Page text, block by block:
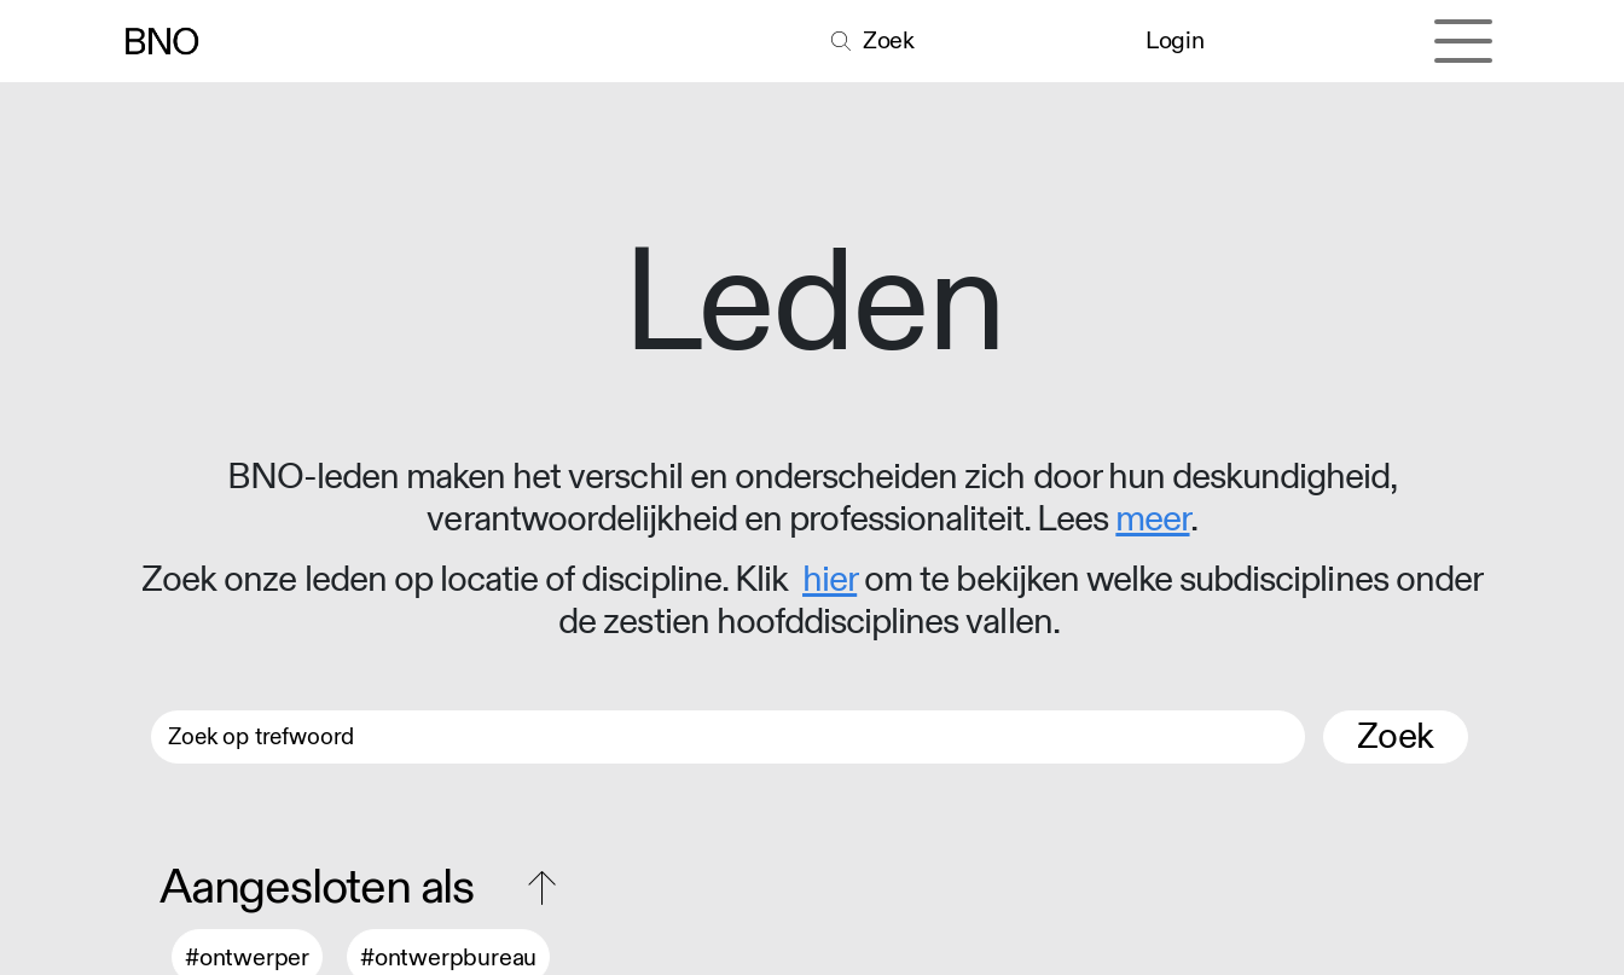
Zoek Login
Leden
BNO-leden maken het verschil en onderscheiden zich door hun deskundigheid,
verantwoordelijkheid en professionaliteit. Leesmeer.
Zoek onze leden op locatie of discipline. Klik hierom te bekijken welke subdisciplines onder
de zestien hoofddisciplines vallen.
Zoek
Aangesloten als
#ontwerper #ontwerpbureau